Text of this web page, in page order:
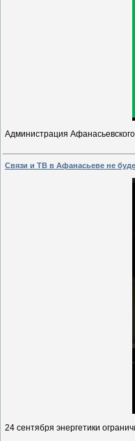
Администрация
Связи и ТВ в Афанасьеве не
24 сентября энергетики